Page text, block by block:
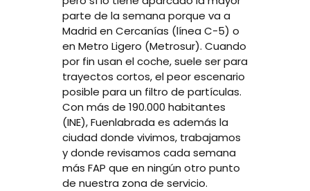
parte de la semana porque va a
Madrid en Cercanías (línea C-5) o
en Metro Ligero (Metrosur). Cuando
por fin usan el coche, suele ser para
trayectos cortos, el peor escenario
posible para un filtro de partículas.
Con más de 190.000 habitantes
(INE), Fuenlabrada es además la
ciudad donde vivimos, trabajamos
y donde revisamos cada semana
más FAP que en ningún otro punto
de nuestra zona de servicio.